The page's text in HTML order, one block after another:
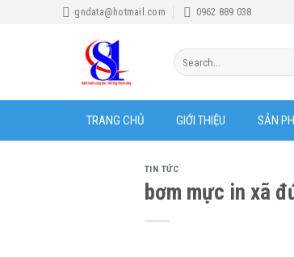
gndata@hotmail.com 0962 889 038
Search
for:
TRANG CHỦ GIỚI THIỆU SẢN
TIN TỨC
bơm mực in xã